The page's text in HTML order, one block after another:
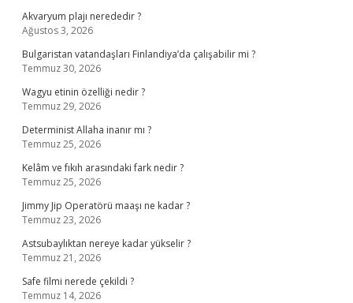
Akvaryum plajı nerededir ?
Ağustos 3, 2026
Bulgaristan vatandaşları Finlandiya’da çalışabilir mi ?
Temmuz 30, 2026
Wagyu etinin özelliği nedir ?
Temmuz 29, 2026
Determinist Allaha inanır mı ?
Temmuz 25, 2026
Kelâm ve fıkıh arasındaki fark nedir ?
Temmuz 25, 2026
Jimmy Jip Operatörü maaşı ne kadar ?
Temmuz 23, 2026
Astsubaylıktan nereye kadar yükselir ?
Temmuz 21, 2026
Safe filmi nerede çekildi ?
Temmuz 14, 2026